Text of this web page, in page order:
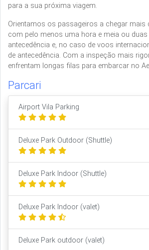
para a sua próxima viagem.
Orientamos os passageiros a chegar mais
com pelo menos uma hora e meia ou
antecedência e, no caso de voos
de antecedência. Com a inspeção mais
enfrentam longas filas para embarcar no
Parcari
Airport Vila Parking
Deluxe Park Outdoor (Shuttle)
Deluxe Park Indoor (Shuttle)
Deluxe Park Indoor (valet)
Deluxe Park outdoor (valet)